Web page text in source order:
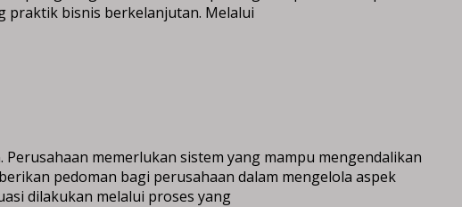
praktik bisnis berkelanjutan. Melalui
memerlukan sistem yang mampu mengendalikan
pedoman bagi perusahaan dalam mengelola aspek
dilakukan melalui proses yang